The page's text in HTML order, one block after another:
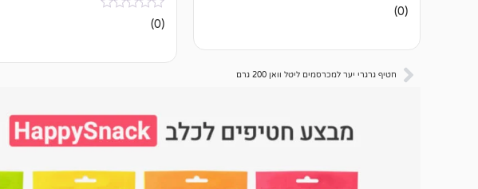
אין
ביקורות
(0)
אין
ביקורות
(0)
חטיף גרגרי יער למכרסמים ליטל וואן 200 גרם